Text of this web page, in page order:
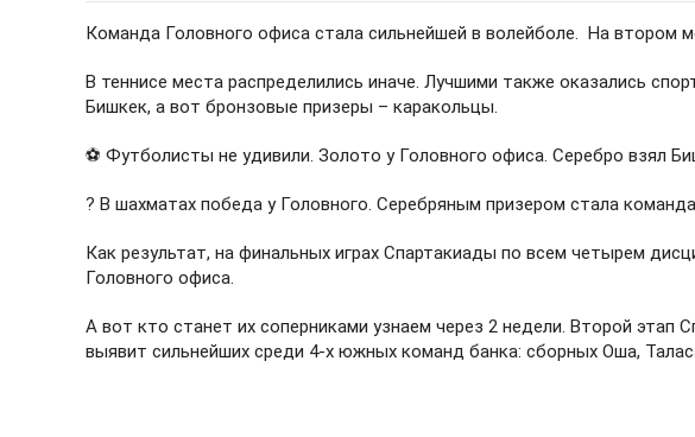
Команда Головного офиса стала сильнейшей в волейболе. На втором
В теннисе места распределились иначе. Лучшими также оказались
Бишкек, а вот бронзовые призеры – каракольцы.
⚽ Футболисты не удивили. Золото у Головного офиса. Серебро взял
? В шахматах победа у Головного. Серебряным призером стала
Как результат, на финальных играх Спартакиады по всем четырем
Головного офиса.
А вот кто станет их соперниками узнаем через 2 недели. Второй этап
выявит сильнейших среди 4-х южных команд банка: сборных Оша,